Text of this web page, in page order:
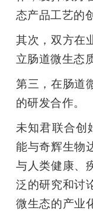
态产品工艺的
其次，双方在
立肠道微生态
第三，在肠道
的研发合作。
未知君联合创
能与奇辉生物
与人类健康、
泛的研究和讨
微生态的产业